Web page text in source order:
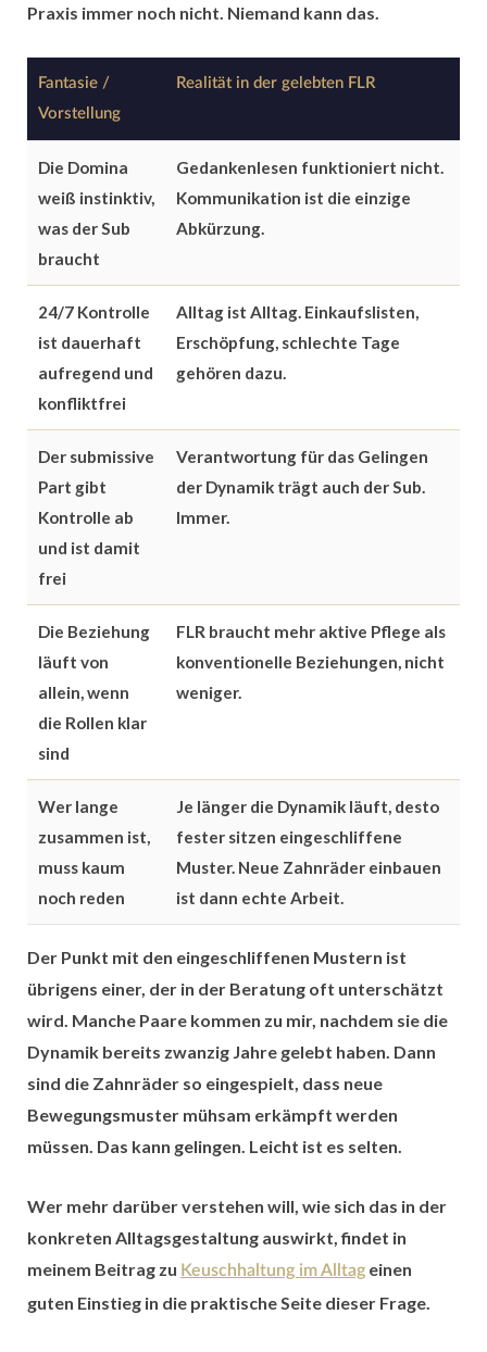
Praxis immer noch nicht. Niemand kann das.
Fantasie /
Vorstellung
Realität in der gelebten FLR
Die Domina
weiß instinktiv,
was der Sub
braucht
Gedankenlesen funktioniert nicht.
Kommunikation ist die einzige
Abkürzung.
24/7 Kontrolle
ist dauerhaft
aufregend und
konfliktfrei
Alltag ist Alltag. Einkaufslisten,
Erschöpfung, schlechte Tage
gehören dazu.
Der submissive
Part gibt
Kontrolle ab
und ist damit
frei
Verantwortung für das Gelingen
der Dynamik trägt auch der Sub.
Immer.
Die Beziehung
läuft von
allein, wenn
die Rollen klar
sind
FLR braucht mehr aktive Pflege als
konventionelle Beziehungen, nicht
weniger.
Wer lange
zusammen ist,
muss kaum
noch reden
Je länger die Dynamik läuft, desto
fester sitzen eingeschliffene
Muster. Neue Zahnräder einbauen
ist dann echte Arbeit.
Der Punkt mit den eingeschliffenen Mustern ist
übrigens einer, der in der Beratung oft unterschätzt
wird. Manche Paare kommen zu mir, nachdem sie die
Dynamik bereits zwanzig Jahre gelebt haben. Dann
sind die Zahnräder so eingespielt, dass neue
Bewegungsmuster mühsam erkämpft werden
müssen. Das kann gelingen. Leicht ist es selten.
Wer mehr darüber verstehen will, wie sich das in der
konkreten Alltagsgestaltung auswirkt, findet in
meinem Beitrag zu Keuschhaltung im Alltag einen
guten Einstieg in die praktische Seite dieser Frage.